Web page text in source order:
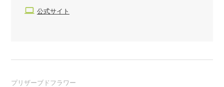
公式サイト
プリザーブドフラワー